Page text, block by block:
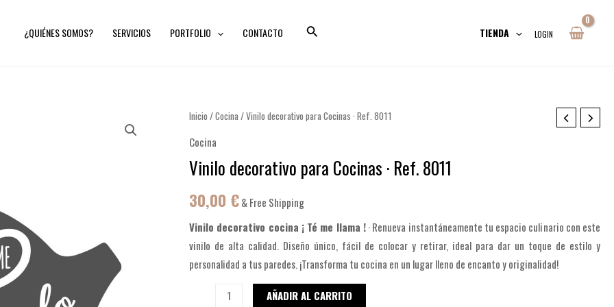
¿QUIÉNES SOMOS? SERVICIOS PORTFOLIO CONTACTO TIENDA LOGIN
Inicio /Cocina/ Vinilo decorativo para Cocinas · Ref. 8011
Cocina
Vinilo decorativo para Cocinas · Ref. 8011
30,00 €& Free Shipping
Vinilo decorativo cocina ¡ Té me llama !· Renueva instantáneamente tu espacio culinario con este
vinilo de alta calidad. Diseño único, fácil de colocar y retirar, ideal para dar un toque de estilo y
personalidad a tus paredes. ¡Transforma tu cocina en un lugar lleno de encanto y originalidad!
Vinilo
Cocinas
Ref.
8011
cantidad
AÑADIR AL CARRITO